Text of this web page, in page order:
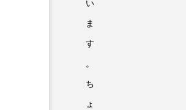
い
ま
す
。
ち
ょ